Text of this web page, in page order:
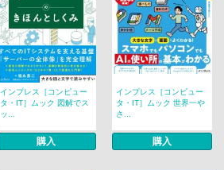
インプレス［コンピュー
タ・IT］ムック 図解でス
ッ...
購入
インプレス［コンピュー
タ・IT］ムック 世界一や
さ...
購入